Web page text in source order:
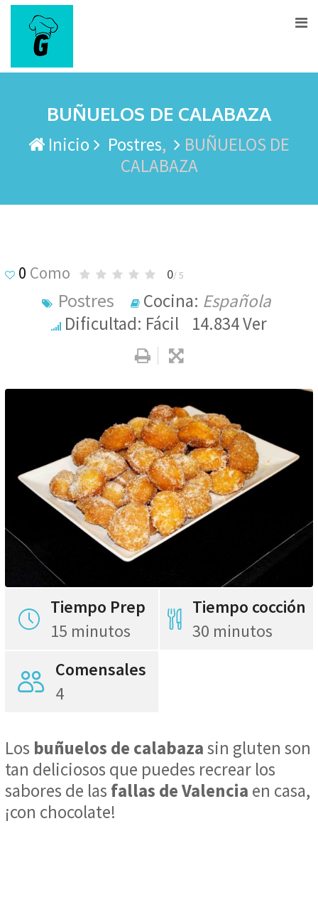
contenido
BUÑUELOS DE CALABAZA
Inicio Postres
BUÑUELOS DE
CALABAZA
0 Como 0/ 5
Postres Cocina: Española
Dificultad: Fácil
14.834Ver
Tiempo Prep
15 minutos
Tiempo cocción
30 minutos
Comensales
4
Los buñuelos de calabazasin gluten son
tan deliciosos que puedes recrear los
sabores de las fallas de Valencia en casa,
¡con chocolate!